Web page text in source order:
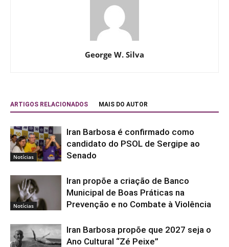
George W. Silva
ARTIGOS RELACIONADOS MAIS DO AUTOR
Notícias
Iran Barbosa é confirmado como
candidato do PSOL de Sergipe ao
Senado
Notícias
Iran propõe a criação de Banco
Municipal de Boas Práticas na
Prevenção e no Combate à Violência
Iran Barbosa propõe que 2027 seja o
Ano Cultural “Zé Peixe”